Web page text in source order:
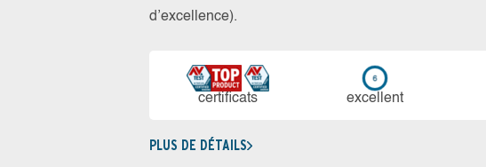
d’excellence).
certi­ficats ex­cellent
PLUS DE DÉTAILS